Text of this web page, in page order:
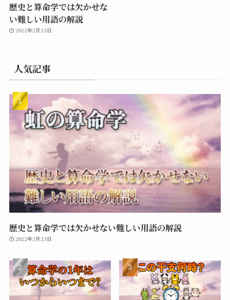
歴史と算命学では欠かせな
い難しい用語の解説
2022年2月23日
人気記事
歴史と算命学では欠かせない難しい用語の解説
2022年2月23日